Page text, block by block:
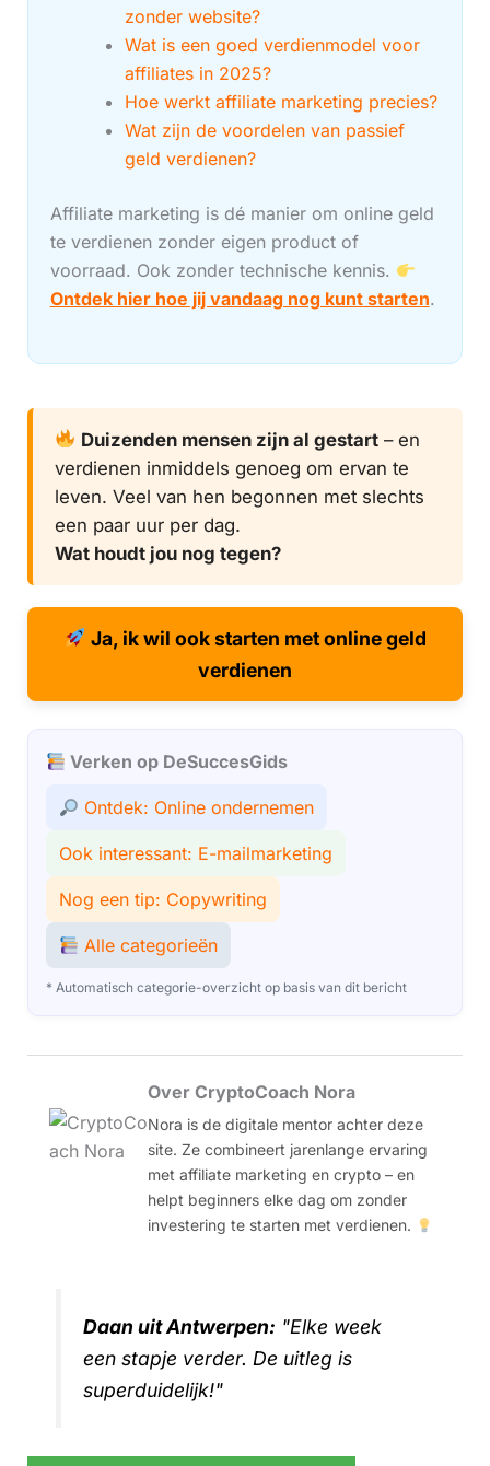
zonder website?
Wat is een goed verdienmodel voor
affiliates in 2025?
Hoe werkt affiliate marketing precies?
Wat zijn de voordelen van passief
geld verdienen?
Affiliate marketing is dé manier om online geld
te verdienen zonder eigen product of
voorraad. Ook zonder technische kennis.
Ontdek hier hoe jij vandaag nog kunt starten.
Duizenden mensen zijn al gestart– en
verdienen inmiddels genoeg om ervan te
leven. Veel van hen begonnen met slechts
een paar uur per dag.
Wat houdt jou nog tegen?
Ja, ik wil ook starten met online geld
verdienen
Verken op DeSuccesGids
Ontdek: Online ondernemen
Ook interessant: E-mailmarketing
Nog een tip: Copywriting
Alle categorieën
* Automatisch categorie-overzicht op basis van dit bericht
Over CryptoCoach Nora
Nora is de digitale mentor achter deze
site. Ze combineert jarenlange ervaring
met affiliate marketing en crypto – en
helpt beginners elke dag om zonder
investering te starten met verdienen.
Daan uit Antwerpen: "Elke week
een stapje verder. De uitleg is
superduidelijk!"